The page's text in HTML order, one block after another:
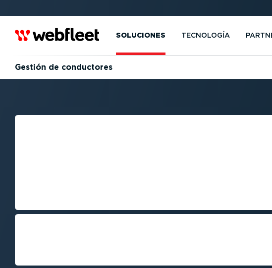
SOLUCIONES TECNOLOGÍA
Gestión de conductores
GESTIÓN DE